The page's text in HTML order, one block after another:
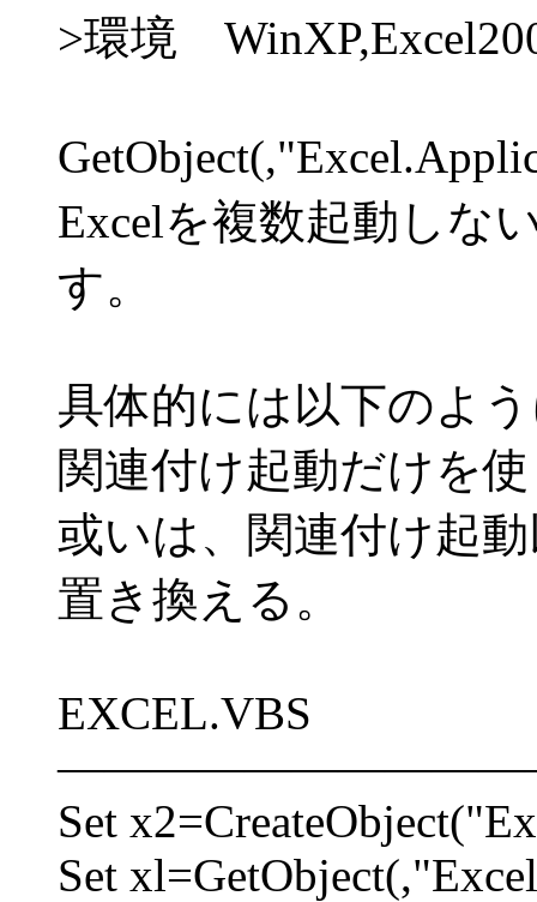
>環境
Excelを複数起動しな
す。
具体的には以下のよ
関連付け起動だけを
或いは、関連付け起
置き換える。
EXCEL.VBS
Set
Set